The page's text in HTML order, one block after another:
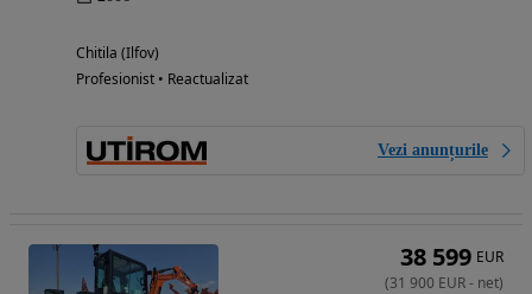
Chitila (Ilfov)
Profesionist • Reactualizat
Vezi anunțurile
38 599 EUR
(31 900 EUR- net)